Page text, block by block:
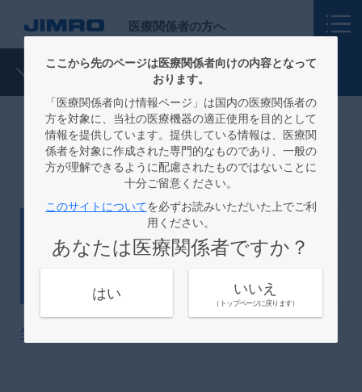
医療関係者の方へ
ニュース：セミナー情報
2025.10.08
学会共催セミナーのご案内
学会・講演会情報
ニュース
ここから先のページは医療関係者向けの内容となって
おります。
「医療関係者向け情報ページ」は国内の医療関係者の
方を対象に、当社の医療機器の適正使用を目的として
情報を提供しています。提供している情報は、医療関
係者を対象に作成された専門的なものであり、一般の
方が理解できるように配慮されたものではないことに
十分ご留意ください。
このサイトについてを必ずお読みいただいた上でご利
用ください。
あなたは医療関係者ですか？
はい いいえ
（トップページに戻ります）